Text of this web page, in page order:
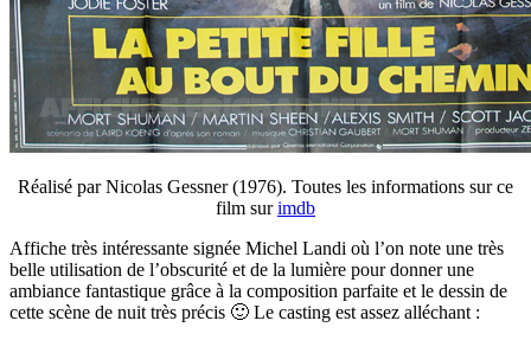
Réalisé par Nicolas Gessner (1976). Toutes les informations sur ce
film surimdb
Affiche très intéressante signée Michel Landi où l’on note une très
belle utilisation de l’obscurité et de la lumière pour donner une
ambiance fantastique grâce à la composition parfaite et le dessin de
cette scène de nuit très précis 🙂 Le casting est assez alléchant :